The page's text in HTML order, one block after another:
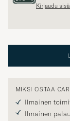
Kirjaudu
MIKSI OSTAA
Ilmainen
Ilmainen